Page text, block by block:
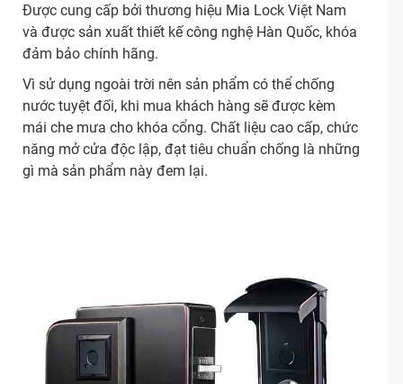
Được cung cấp bởi thương hiệu Mia Lock Việt Nam
và được sản xuất thiết kế công nghệ Hàn Quốc, khóa
đảm bảo chính hãng.
Vì sử dụng ngoài trời nên sản phẩm có thể chống
nước tuyệt đối, khi mua khách hàng sẽ được kèm
mái che mưa cho khóa cổng. Chất liệu cao cấp, chức
năng mở cửa độc lập, đạt tiêu chuẩn chống là những
gì mà sản phẩm này đem lại.